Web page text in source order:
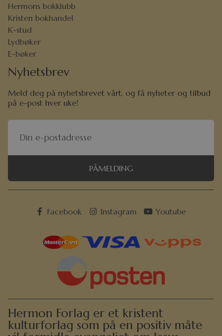
Hermons bokklubb
Kristen bokhandel
K-stud
Lydbøker
E-bøker
Nyhetsbrev
Meld deg på nyhetsbrevet vårt, og få nyheter og tilbud
på e-post hver uke!
PÅMELDING
Facebook Instagram Youtube
Hermon Forlag er et kristent
kulturforlag som på en positiv måte